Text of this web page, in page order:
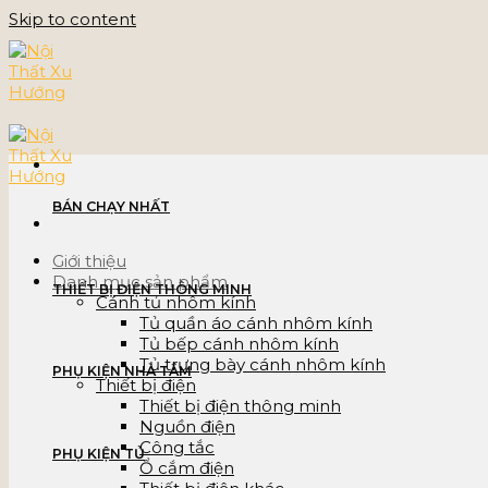
Skip to content
Giới thiệu
Danh mục sản phẩm
Cánh tủ nhôm kính
Tủ quần áo cánh nhôm kính
Tủ bếp cánh nhôm kính
Tủ trưng bày cánh nhôm kính
Thiết bị điện
Thiết bị điện thông minh
Nguồn điện
Công tắc
Ổ cắm điện
BÁN CHẠY NHẤT
THIẾT BỊ ĐIỆN THÔNG MINH
PHỤ KIỆN NHÀ TẮM
PHỤ KIỆN TỦ